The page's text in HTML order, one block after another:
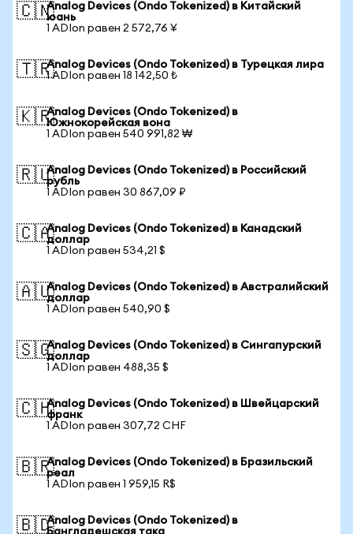
🇨🇳Analog Devices (Ondo Tokenized) в Китайский
юань
1 ADIon равен 2 572,76 ¥
🇹🇷Analog Devices (Ondo Tokenized) в Турецкая лира
1 ADIon равен 18 142,50 ₺
🇰🇷Analog Devices (Ondo Tokenized) в
Южнокорейская вона
1 ADIon равен 540 991,82 ₩
🇷🇺Analog Devices (Ondo Tokenized) в Российский
рубль
1 ADIon равен 30 867,09 ₽
🇨🇦Analog Devices (Ondo Tokenized) в Канадский
доллар
1 ADIon равен 534,21 $
🇦🇺Analog Devices (Ondo Tokenized) в Австралийский
доллар
1 ADIon равен 540,90 $
🇸🇬Analog Devices (Ondo Tokenized) в Сингапурский
доллар
1 ADIon равен 488,35 $
🇨🇭Analog Devices (Ondo Tokenized) в Швейцарский
франк
1 ADIon равен 307,72 CHF
🇧🇷Analog Devices (Ondo Tokenized) в Бразильский
реал
1 ADIon равен 1 959,15 R$
🇧🇩Analog Devices (Ondo Tokenized) в
Бангладешская така